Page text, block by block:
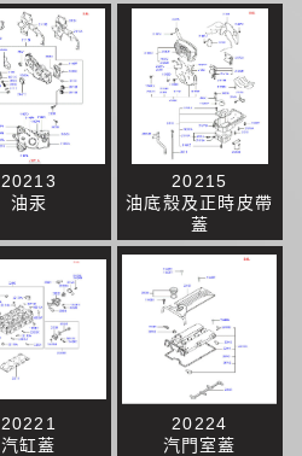
20213
油汞
20215
油底殼及正時皮帶
蓋
20221
汽缸蓋
20224
汽門室蓋